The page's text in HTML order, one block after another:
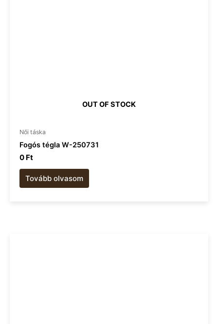
OUT OF STOCK
Női táska
Fogós tégla W-250731
0 Ft
Tovább olvasom